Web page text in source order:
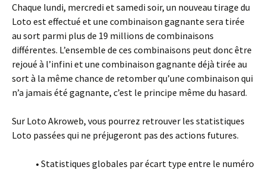
Chaque lundi, mercredi et samedi soir, un nouveau tirage du
Loto est effectué et une combinaison gagnante sera tirée
au sort parmi plus de 19 millions de combinaisons
différentes. L’ensemble de ces combinaisons peut donc être
rejoué à l’infini et une combinaison gagnante déjà tirée au
sort à la même chance de retomber qu’une combinaison qui
n’a jamais été gagnante, c’est le principe même du hasard.
Sur Loto Akroweb, vous pourrez retrouver les statistiques
Loto passées qui ne préjugeront pas des actions futures.
• Statistiques globales par écart type entre le numéro